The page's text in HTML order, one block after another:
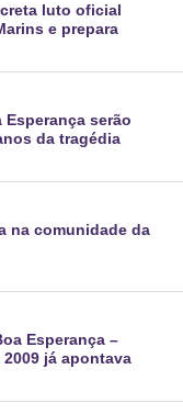
luto oficial
e prepara
Esperança serão
da tragédia
na comunidade da
Esperança –
já apontava